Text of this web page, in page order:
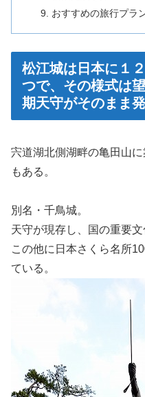
おすすめの旅行プラ
松江城は日本に１
つで、その様式は
期天守がそのまま
宍道湖北側湖畔の亀田山
もある。
別名・千鳥城。
天守が現存し、国の重要文
この他に日本さくら名所
ている。